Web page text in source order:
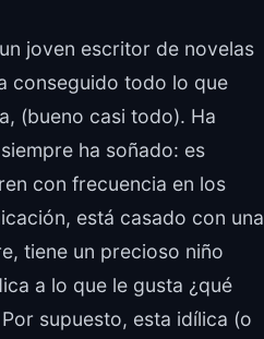
joven escritor de novelas
conseguido todo lo que
(bueno casi todo). Ha
ha soñado: es
con frecuencia en los
está casado con una
tiene un precioso niño
a lo que le gusta ¿qué
supuesto, esta idílica (o